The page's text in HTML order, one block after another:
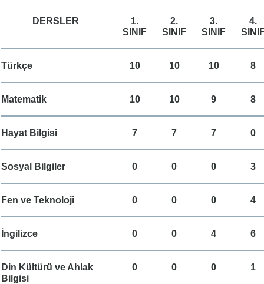
DERSLER
1.
SINIF
2.
SINIF
3.
SINIF
4.
Türkçe 10 10 10 8
Matematik 10 10 9 8
Hayat Bilgisi 7 7 7 0
Sosyal Bilgiler 0 0 0 3
Fen ve Teknoloji 0 0 0 4
İngilizce 0 0 4 6
Din Kültürü ve Ahlak
Bilgisi
0 0 0 1